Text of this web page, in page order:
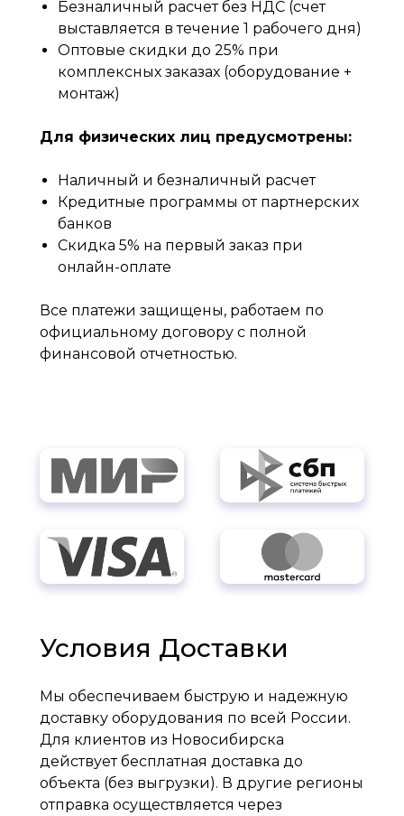
Безналичный расчет без НДС (счет
выставляется в течение 1 рабочего дня)
Оптовые скидки до 25% при
комплексных заказах (оборудование +
монтаж)
Для физических лиц предусмотрены:
Наличный и безналичный расчет
Кредитные программы от партнерских
банков
Скидка 5% на первый заказ при
онлайн-оплате
Все платежи защищены, работаем по
официальному договору с полной
финансовой отчетностью.
Условия Доставки
Мы обеспечиваем быструю и надежную
доставку оборудования по всей России.
Для клиентов из Новосибирска
действует бесплатная доставка до
объекта (без выгрузки). В другие регионы
отправка осуществляется через